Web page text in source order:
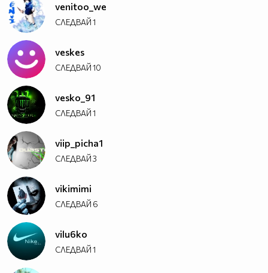
venitoo_we
СЛЕДВАЙ1
veskes
СЛЕДВАЙ10
vesko_91
СЛЕДВАЙ1
viip_picha1
СЛЕДВАЙ3
vikimimi
СЛЕДВАЙ 6
vilu6ko
СЛЕДВАЙ1